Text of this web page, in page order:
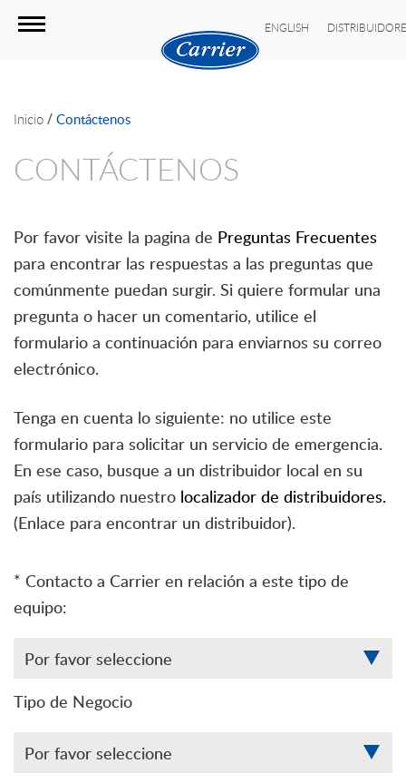
ENGLISH
Inicio / Contáctenos
CONTÁCTENOS
Por favor visite la pagina de Preguntas Frecuentes
para encontrar las respuestas a las preguntas que
comúnmente puedan surgir. Si quiere formular una
pregunta o hacer un comentario, utilice el
formulario a continuación para enviarnos su correo
electrónico.
Tenga en cuenta lo siguiente: no utilice este
formulario para solicitar un servicio de emergencia.
En ese caso, busque a un distribuidor local en su
país utilizando nuestro localizador de distribuidores.
(Enlace para encontrar un distribuidor).
* Contacto a Carrier en relación a este tipo de
equipo:
Tipo de Negocio